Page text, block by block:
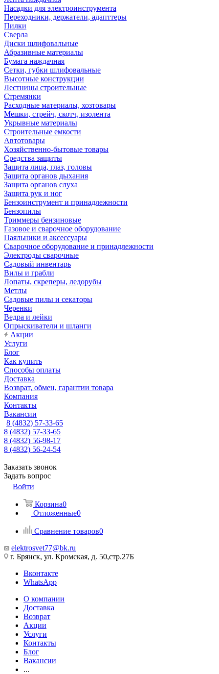
Насадки для электроинструмента
Переходники, держатели, адапттеры
Пилки
Сверла
Диски шлифовальные
Абразивные материалы
Бумага наждачная
Сетки, губки шлифовальные
Высотные конструкции
Лестницы строительные
Стремянки
Расходные материалы, хозтовары
Мешки, стрейч, скотч, изолента
Укрывные материалы
Строительные емкости
Автотовары
Хозяйственно-бытовые товары
Средства защиты
Защита лица, глаз, головы
Защита органов дыхания
Защита органов слуха
Защита рук и ног
Бензоинструмент и принадлежности
Бензопилы
Триммеры бензиновые
Газовое и сварочное оборудование
Паяльники и аксессуары
Сварочное оборудование и принадлежности
Электроды сварочные
Садовый инвентарь
Вилы и грабли
Лопаты, скреперы, ледорубы
Метлы
Садовые пилы и секаторы
Черенки
Ведра и лейки
Опрыскиватели и шланги
Акции
Услуги
Блог
Как купить
Способы оплаты
Доставка
Возврат, обмен, гарантии товара
Компания
Контакты
Вакансии
8 (4832) 57-33-65
8 (4832) 57-33-65
8 (4832) 56-98-17
8 (4832) 56-24-54
Заказать звонок
Задать вопрос
Войти
Корзина0
Отложенные0
Сравнение товаров0
elektrosvet77@bk.ru
г. Брянск, ул. Кромская, д. 50,стр.27Б
Вконтакте
WhatsApp
О компании
Доставка
Возврат
Акции
Услуги
Контакты
Блог
Вакансии
...